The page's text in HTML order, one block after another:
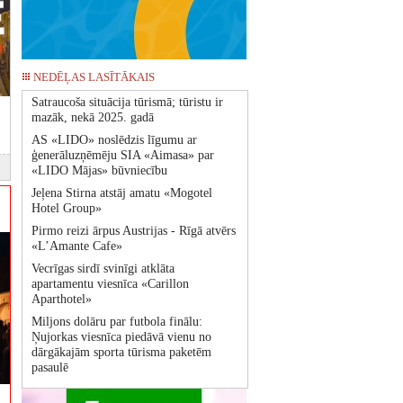
NEDĒĻAS LASĪTĀKAIS
Satraucoša situācija tūrismā; tūristu ir
mazāk, nekā 2025. gadā
AS «LIDO» noslēdzis līgumu ar
ģenerāluzņēmēju SIA «Aimasa» par
«LIDO Mājas» būvniecību
Jeļena Stirna atstāj amatu «Mogotel
Hotel Group»
Pirmo reizi ārpus Austrijas - Rīgā atvērs
«L’Amante Cafe»
Vecrīgas sirdī svinīgi atklāta
apartamentu viesnīca «Carillon
Aparthotel»
Miljons dolāru par futbola finālu:
Ņujorkas viesnīca piedāvā vienu no
dārgākajām sporta tūrisma paketēm
pasaulē